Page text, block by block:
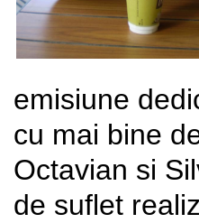
emisiune
cu mai bine
Octavian si
de suflet